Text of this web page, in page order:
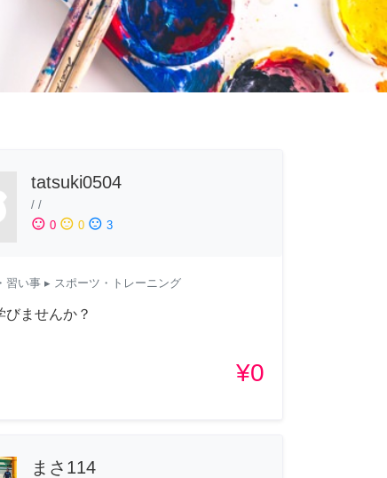
tatsuki0504
/ /
sentiment_satisfied 0 sentiment_neutral 0 sentiment_dissatisfied 3
習い事▸ スポーツ・トレーニング
びませんか？
¥0
まさ114